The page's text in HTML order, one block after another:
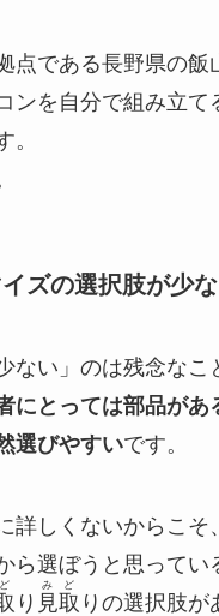
点である長野県の飯
ンを自分で組み立て
。
ズの選択肢が少
ない」のは残念なこ
にとっては部品があ
選びやすいです。
詳しくないからこそ
ら選ぼうと思ってい
ど
り 見
み
取
ど
りの選択肢が